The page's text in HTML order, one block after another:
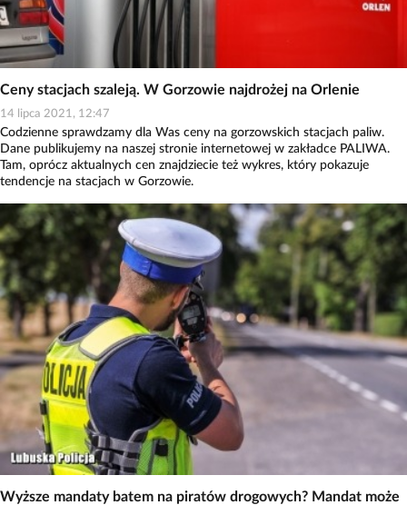
Ceny stacjach szaleją. W Gorzowie najdrożej na Orlenie
14 lipca 2021, 12:47
Codzienne sprawdzamy dla Was ceny na gorzowskich stacjach paliw.
Dane publikujemy na naszej stronie internetowej w zakładce PALIWA.
Tam, oprócz aktualnych cen znajdziecie też wykres, który pokazuje
tendencje na stacjach w Gorzowie.
Wyższe mandaty batem na piratów drogowych? Mandat może